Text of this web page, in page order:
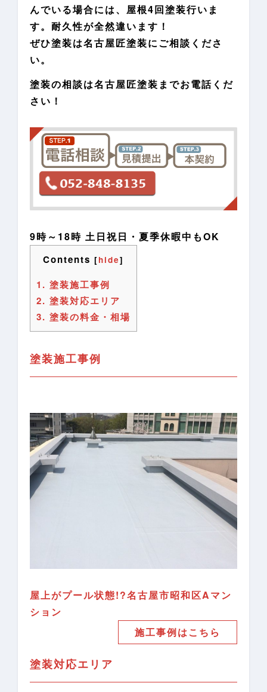
んでいる場合には、屋根4回塗装行いま
す。耐久性が全然違います！
ぜひ塗装は名古屋匠塗装にご相談くださ
い。
塗装の相談は名古屋匠塗装までお電話くだ
さい！
9時～18時 土日祝日・夏季休暇中もOK
Contents [hide]
1. 塗装施工事例
2. 塗装対応エリア
3. 塗装の料金・相場
塗装施工事例
屋上がプール状態!?名古屋市昭和区Aマン
ション
施工事例はこちら
塗装対応エリア